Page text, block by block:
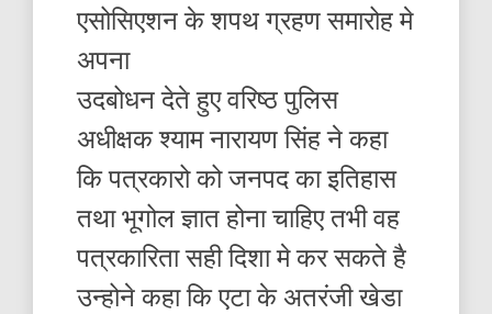
एसोसिएशन के शपथ ग्रहण समारोह मे
अपना
उदबोधन देते हुए वरिष्ठ पुलिस
अधीक्षक श्याम नारायण सिंह ने कहा
कि पत्रकारो को जनपद का इतिहास
तथा भूगोल ज्ञात होना चाहिए तभी वह
पत्रकारिता सही दिशा मे कर सकते है
उन्होने कहा कि एटा के अतरंजी खेडा